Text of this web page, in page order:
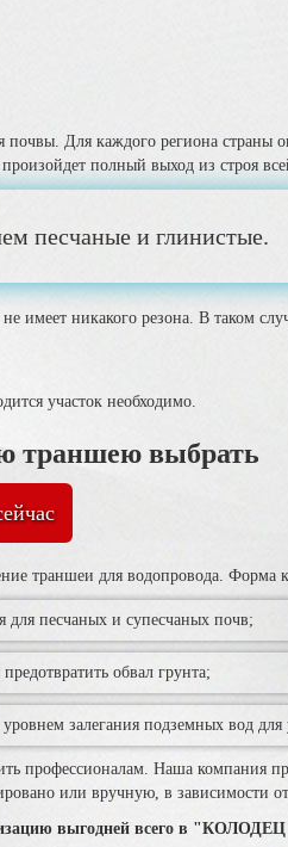
почвы. Для каждого региона
полный выход из строя
песчаные и глинистые.
имеет никакого резона. В таком
участок необходимо.
траншею выбрать
траншеи для водопровода. Форма
для песчаных и супесчаных почв;
обвал грунта;
залегания подземных вод для
профессионалам. Наша компания
или вручную, в зависимости от
выгодней всего в